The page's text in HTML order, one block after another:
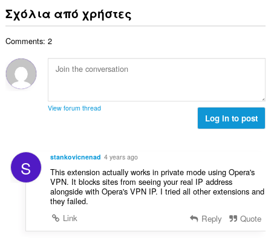
ε
ω
ο
γ
ε
ω
:
α
θ
λ
ο
σ
:
ο
β
α
ο
ή
ε
ω
Σχόλια από χρήστες
Comments: 2
View forum thread
Log in to post
S stankovicnenad 4 years ago
This extension actually works in private mode using Opera's
VPN. It blocks sites from seeing your real IP address
alongside with Opera's VPN IP. I tried all other extensions and
they failed.
Link
Reply Quote